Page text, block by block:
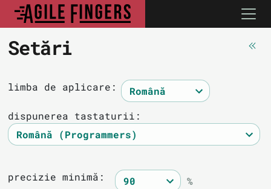
Setări
limba de aplicare:
dispunerea tastaturii:
precizie minimă: %